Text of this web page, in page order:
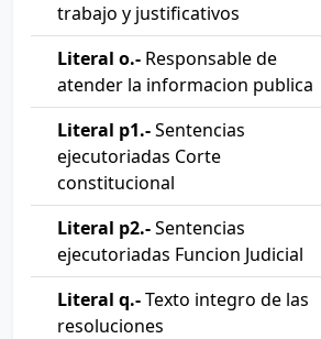
trabajo y justificativos
Literal o.- Responsable de
atender la informacion publica
Literal p1.-Sentencias
ejecutoriadas Corte
constitucional
Literal p2.-Sentencias
ejecutoriadas Funcion Judicial
Literal q.-Texto integro de las
resoluciones